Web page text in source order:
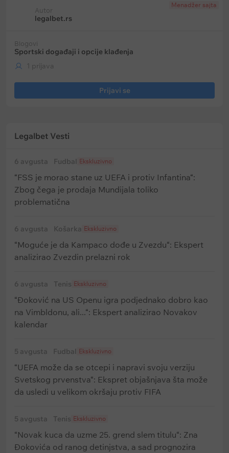
Autor
legalbet.rs
Menadžer sajta
Blogovi
Sportski događaji i opcije klađenja
1 prijava
Prijavi se
Legalbet Vesti
6 avgusta Fudbal Ekskluzivno
“FSS je morao stane uz UEFA i protiv Infantina“:
Zbog čega je prodaja Mundijala toliko
problematična
6 avgusta Košarka Ekskluzivno
“Moguće je da Kampaco dođe u Zvezdu“: Ekspert
analizirao Zvezdin prelazni rok
6 avgusta Tenis Ekskluzivno
“Đoković na US Openu igra podjednako dobro kao
na Vimbldonu, ali...“: Ekspert analizirao Novakov
kalendar
5 avgusta Fudbal Ekskluzivno
“UEFA može da se otcepi i napravi svoju verziju
Svetskog prvenstva“: Ekspret objašnjava šta može
da usledi u velikom okršaju protiv FIFA
5 avgusta Tenis Ekskluzivno
“Novak kuca da uzme 25. grend slem titulu“: Zna
Đokovića od ranog detinjstva, a sad prognozira